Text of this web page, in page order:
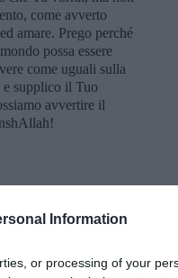
Information
or processing of your
come avverto
amare. Prego perché
possa essere
come uguali sulla
supplico il Tuo
avvertire il
e anche trovate in
del vento: “Sarà per
Ciclope”, un libro